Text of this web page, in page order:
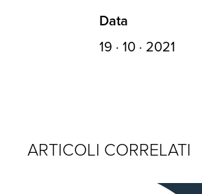
Data
19 · 10 · 2021
ARTICOLI CORRELATI